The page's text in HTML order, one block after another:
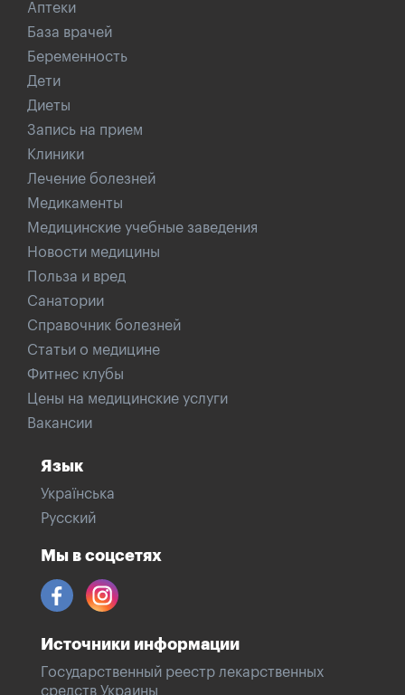
Аптеки
База врачей
Беременность
Дети
Диеты
Запись на прием
Клиники
Лечение болезней
Медикаменты
Медицинские учебные заведения
Новости медицины
Польза и вред
Санатории
Справочник болезней
Статьи о медицине
Фитнес клубы
Цены на медицинские услуги
Вакансии
Язык
Українська
Русский
Мы в соцсетях
Источники информации
Государственный реестр лекарственных
средств Украины